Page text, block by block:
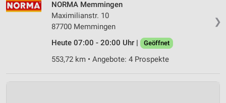
❯
NORMA Memmingen
Maximilianstr. 10
87700 Memmingen
Heute 07:00 - 20:00 Uhr |
Geöffnet
553,72 km • Angebote: 4 Prospekte